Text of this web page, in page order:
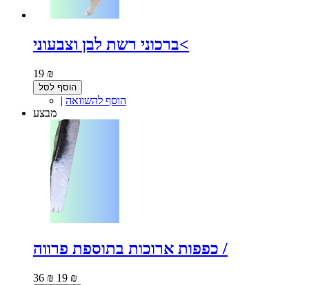
ברכוני רשת לבן וצבעוני<
19 ₪
הוסף לסל
| הוסף להשוואה
מבצע
כפפות ארוכות בתוספת פרווה /
36 ₪ 19 ₪